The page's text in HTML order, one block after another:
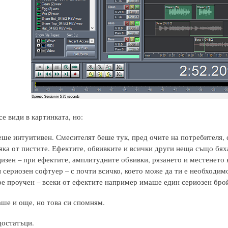
види в картинката, но:
интуитивен. Смесителят беше тук, пред очите на
от пистите. Ефектите, обвивките и всички други неща също
– при ефектите, амплитудните обвивки, рязането и местенето
софтуер – с почти всичко, което може да ти е
проучен – всеки от ефектите например имаше един сериозен
и още, но това си спомням.